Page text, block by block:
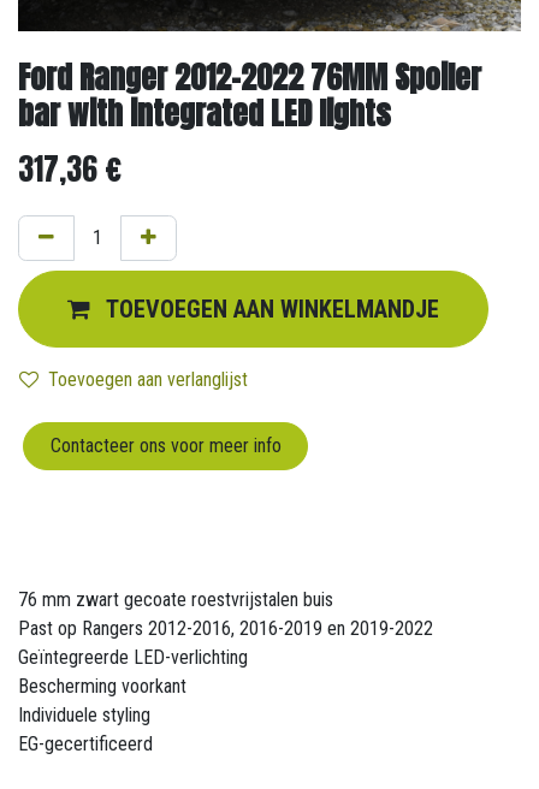
Ford Ranger 2012-2022 76MM Spoiler
bar with integrated LED lights
317,36€
TOEVOEGEN AAN WINKELMANDJE
Toevoegen aan verlanglijst
Contacteer ons voor meer info
76 mm zwart gecoate roestvrijstalen buis
Past op Rangers 2012-2016, 2016-2019 en 2019-2022
Geïntegreerde LED-verlichting
Bescherming voorkant
Individuele styling
EG-gecertificeerd